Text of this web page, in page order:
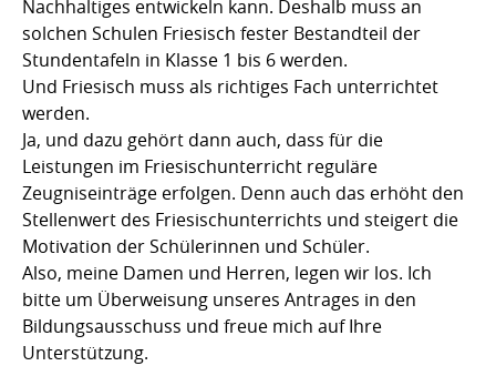
Nachhaltiges entwickeln kann. Deshalb muss an
solchen Schulen Friesisch fester Bestandteil der
Stundentafeln in Klasse 1 bis 6 werden.
Und Friesisch muss als richtiges Fach unterrichtet
werden.
Ja, und dazu gehört dann auch, dass für die
Leistungen im Friesischunterricht reguläre
Zeugniseinträge erfolgen. Denn auch das erhöht den
Stellenwert des Friesischunterrichts und steigert die
Motivation der Schülerinnen und Schüler.
Also, meine Damen und Herren, legen wir los. Ich
bitte um Überweisung unseres Antrages in den
Bildungsausschuss und freue mich auf Ihre
Unterstützung.